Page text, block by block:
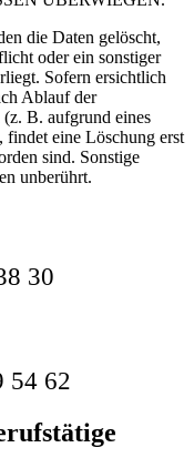
die Daten gelöscht,
oder ein sonstiger
Sofern ersichtlich
Ablauf der
B. aufgrund eines
findet eine Löschung erst
sind. Sonstige
unberührt.
30
54 62